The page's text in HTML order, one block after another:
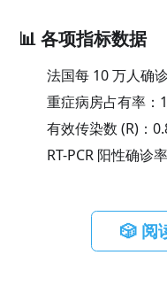
📊 各项指标数据
法国每 10 万人确
重症病房占有率：
有效传染数 (R)：
RT-PCR 阳性确诊率
🎲 阅